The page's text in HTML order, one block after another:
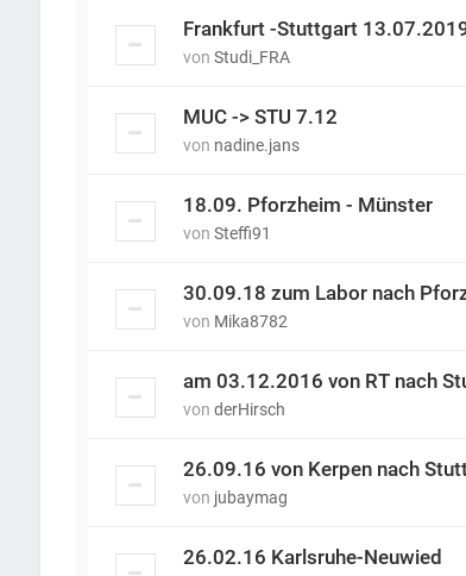
Frankfurt -Stuttgart
von Studi_FRA
MUC -> STU 7.12
von nadine.jans
18.09. Pforzheim - Münster
von Steffi91
30.09.18 zum Labor nach
von Mika8782
am 03.12.2016 von RT nach
von derHirsch
26.09.16 von Kerpen nach
von jubaymag
26.02.16 Karlsruhe-Neuwied